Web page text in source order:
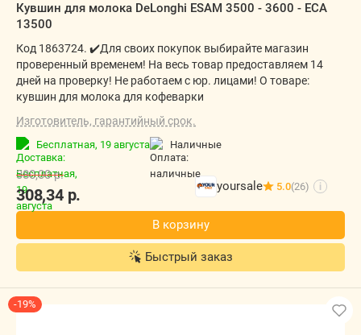
Кувшин для молока DeLonghi ESAM 3500 - 3600 - ECA
13500
Код 1863724. ✔️Для своих покупок выбирайте магазин
проверенный временем! На весь товар предоставляем 14
дней на проверку! Не работаем с юр. лицами! О товаре:
кувшин для молока для кофеварки
Изготовитель, гарантийный срок.
Бесплатная, 19 августа наличные
308,34р.
380,00р.
yoursale 5.0(26) i
В корзину
Быстрый заказ
-19%